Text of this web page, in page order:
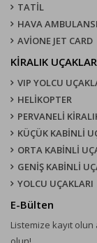
TATİL
HAVA AMBULANSI
AVİONE JET CARD
KIRALIK UÇAKLAR
VIP YOLCU
HELİKOPTER
PERVANELİ
KÜÇÜK KABİNLİ
ORTA KABİNLİ
GENİŞ KABİNLİ
YOLCU UÇAKLARI
E-Bülten
Listemize kayıt